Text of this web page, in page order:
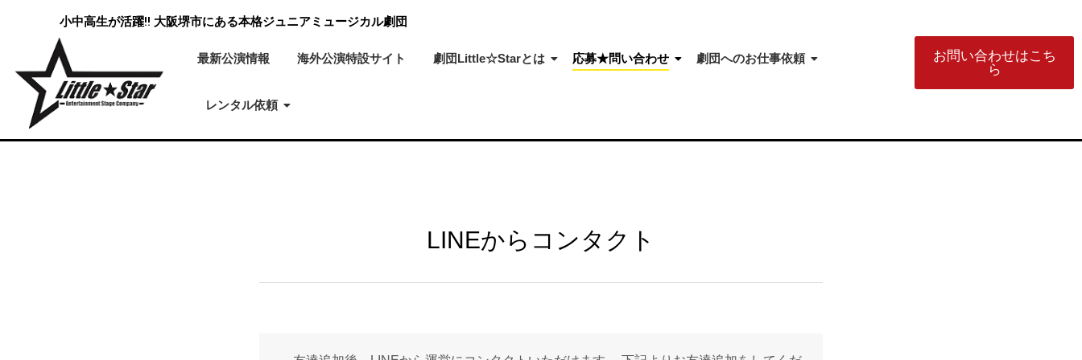
小中高生が活躍‼ 大阪堺市にある本格ジュニアミュージカル劇団
最新公演情報 海外公演特設サイト 劇団Little☆Starとは 応募★問い合わせ 劇団へのお仕事依頼
レンタル依頼
お問い合わせはこち
ら
LINEからコンタクト